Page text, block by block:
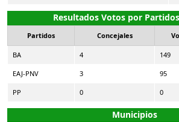
Resultados Votos por
Partidos Concejales
BA 4 149
EAJ-PNV 3 95
PP 0 0
Municipios